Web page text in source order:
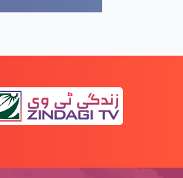
الزم تراشی
بارہ کی شادی آپہونچی